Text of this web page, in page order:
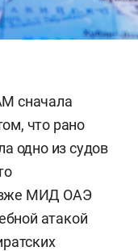
сначала
что рано
одно из судов
МИД ОАЭ
атакой